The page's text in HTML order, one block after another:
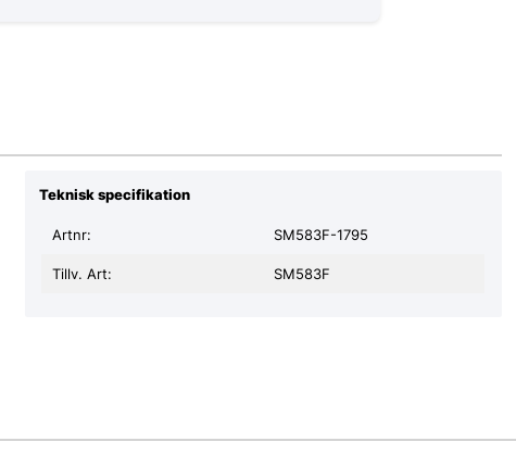
Teknisk specifikation
Tillv. Art: SM583F
Artnr: SM583F-1795